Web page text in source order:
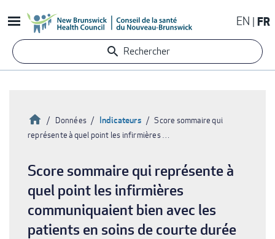
au
contenu
principal
EN FR
Rechercher
Fil
d'Ariane
Accueil
Données Indicateurs
Score sommaire qui
représente à quel point les infirmières …
Score sommaire qui représente à
quel point les infirmières
communiquaient bien avec les
patients en soins de courte durée